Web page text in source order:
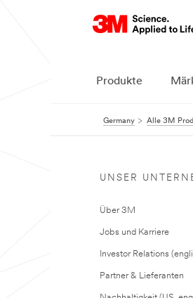
Produkte
Germany Alle 3M
UNSER
Über 3M
Jobs und Karriere
Investor Relations
Partner & Lieferanten